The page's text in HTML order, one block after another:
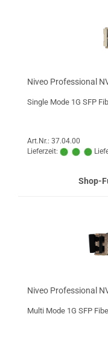
Niveo Professional
Single Mode 1G SFP
Art.Nr.: 37.04.00
Lieferzeit:
Shop-
Niveo Professional
Multi Mode 1G SFP